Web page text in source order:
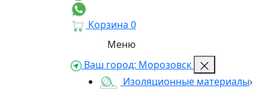
Корзина 0
Меню
Ваш город: Морозовск
Изоляционные материалы